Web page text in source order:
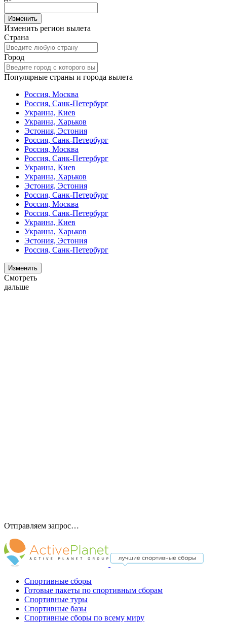
Изменить
Изменить регион вылета
Страна
Город
Популярные страны и города вылета
Россия, Москва
Россия, Санк-Петербург
Украина, Киев
Украина, Харьков
Эстония, Эстония
Россия, Санк-Петербург
Россия, Москва
Россия, Санк-Петербург
Украина, Киев
Украина, Харьков
Эстония, Эстония
Россия, Санк-Петербург
Россия, Москва
Россия, Санк-Петербург
Украина, Киев
Украина, Харьков
Эстония, Эстония
Россия, Санк-Петербург
Изменить
Смотреть
дальше
Отправляем запрос…
Спортивные сборы
Готовые пакеты по спортивным сборам
Спортивные туры
Спортивные базы
Спортивные сборы по всему миру